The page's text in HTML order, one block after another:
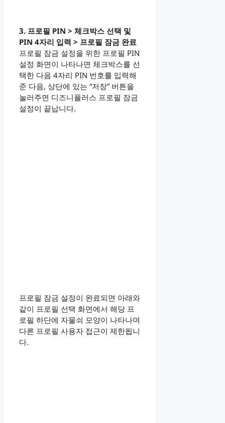
3. 프로필 PIN > 체크박스 선택 및
PIN 4자리 입력 > 프로필 잠금 완료
프로필 잠금 설정을 위한 프로필 PIN
설정 화면이 나타나면 체크박스를 선
택한 다음 4자리 PIN 번호를 입력해
준 다음, 상단에 있는 “저장” 버튼을
눌러주면 디즈니플러스 프로필 잠금
설정이 끝납니다.
프로필 잠금 설정이 완료되면 아래와
같이 프로필 선택 화면에서 해당 프
로필 하단에 자물쇠 모양이 나타나며
다른 프로필 사용자 접근이 제한됩니
다.